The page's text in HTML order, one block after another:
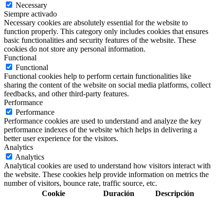
Necessary
Siempre activado
Necessary cookies are absolutely essential for the website to
function properly. This category only includes cookies that ensures
basic functionalities and security features of the website. These
cookies do not store any personal information.
Functional
Functional
Functional cookies help to perform certain functionalities like
sharing the content of the website on social media platforms, collect
feedbacks, and other third-party features.
Performance
Performance
Performance cookies are used to understand and analyze the key
performance indexes of the website which helps in delivering a
better user experience for the visitors.
Analytics
Analytics
Analytical cookies are used to understand how visitors interact with
the website. These cookies help provide information on metrics the
number of visitors, bounce rate, traffic source, etc.
Cookie
Duración Descripción